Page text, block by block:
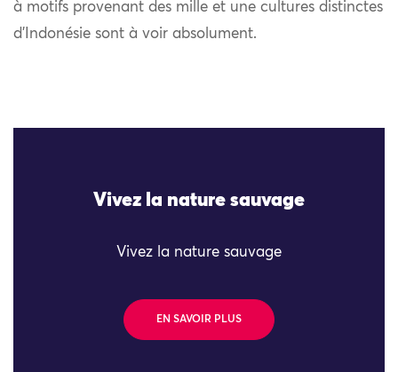
à motifs provenant des mille et une cultures distinctes
d’Indonésie sont à voir absolument.
Vivez la nature sauvage
Vivez la nature sauvage
EN SAVOIR PLUS